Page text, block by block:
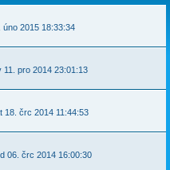
úno 2015 18:33:34
11. pro 2014 23:01:13
18. črc 2014 11:44:53
06. črc 2014 16:00:30